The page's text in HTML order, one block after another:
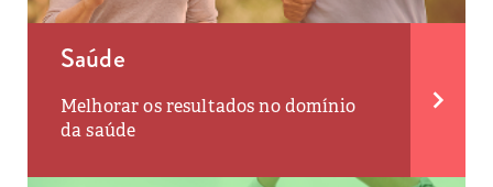
Saúde
Melhorar os resultados no domínio
da saúde